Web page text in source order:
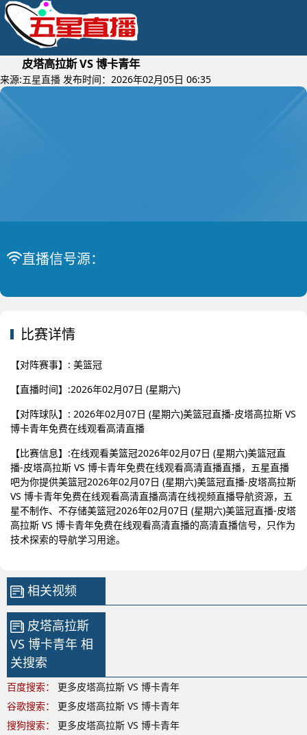
皮塔高拉斯 VS 博卡青年
来源:五星直播 发布时间：2026年02月05日 06:35
直播信号源：
比赛详情
【对阵赛事】: 美篮冠
【直播时间】:2026年02月07日 (星期六)
【对阵球队】: 2026年02月07日 (星期六)美篮冠直播-皮塔高拉斯 VS
博卡青年免费在线观看高清直播
【比赛信息】:在线观看美篮冠2026年02月07日 (星期六)美篮冠直
播-皮塔高拉斯 VS 博卡青年免费在线观看高清直播直播，五星直播
吧为你提供美篮冠2026年02月07日 (星期六)美篮冠直播-皮塔高拉斯
VS 博卡青年免费在线观看高清直播高清在线视频直播导航资源，五
星不制作、不存储美篮冠2026年02月07日 (星期六)美篮冠直播-皮塔
高拉斯 VS 博卡青年免费在线观看高清直播的高清直播信号，只作为
技术探索的导航学习用途。
相关视频
皮塔高拉斯
VS 博卡青年 相
关搜索
百度搜索：
更多皮塔高拉斯 VS 博卡青年
谷歌搜索：
更多皮塔高拉斯 VS 博卡青年
搜狗搜索：
更多皮塔高拉斯 VS 博卡青年